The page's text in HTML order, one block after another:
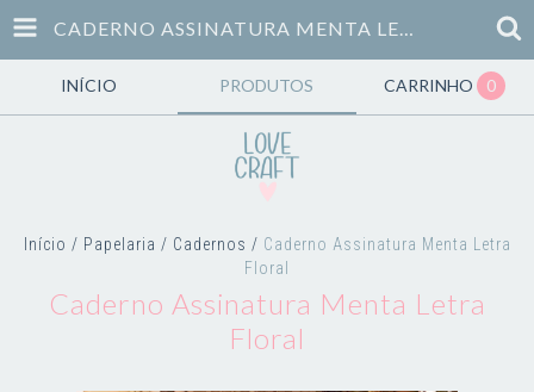
CADERNO ASSINATURA MENTA LETRA FLORAL
INÍCIO PRODUTOS CARRINHO 0
Início / Papelaria / Cadernos / Caderno Assinatura Menta Letra
Floral
Caderno Assinatura Menta Letra
Floral